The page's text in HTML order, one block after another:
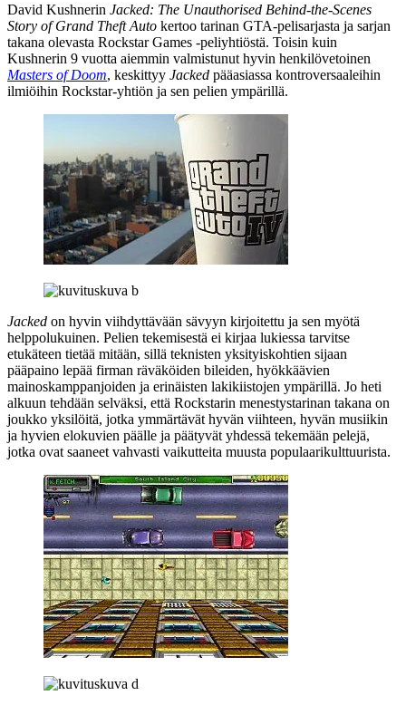
David Kushnerin Jacked: The Unauthorised Behind-the-Scenes
Story of Grand Theft Auto kertoo tarinan GTA‑pelisarjasta ja sarjan
takana olevasta Rockstar Games ‑peliyhtiöstä. Toisin kuin
Kushnerin 9 vuotta aiemmin valmistunut hyvin henkilövetoinen
Masters of Doom, keskittyy Jacked pääasiassa kontroversaaleihin
ilmiöihin Rockstar-yhtiön ja sen pelien ympärillä.
Jacked on hyvin viihdyttävään sävyyn kirjoitettu ja sen myötä
helppolukuinen. Pelien tekemisestä ei kirjaa lukiessa tarvitse
etukäteen tietää mitään, sillä teknisten yksityiskohtien sijaan
pääpaino lepää firman räväköiden bileiden, hyökkäävien
mainoskamppanjoiden ja erinäisten lakikiistojen ympärillä. Jo heti
alkuun tehdään selväksi, että Rockstarin menestystarinan takana on
joukko yksilöitä, jotka ymmärtävät hyvän viihteen, hyvän musiikin
ja hyvien elokuvien päälle ja päätyvät yhdessä tekemään pelejä,
jotka ovat saaneet vahvasti vaikutteita muusta populaarikulttuurista.